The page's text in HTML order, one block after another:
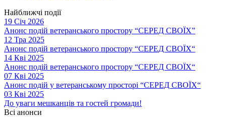
Найближчі події
19 Січ 2026
Анонс подій ветеранського простору “СЕРЕД СВОЇХ”
12 Тра 2025
Анонс подій ветеранського простору “СЕРЕД СВОЇХ“
14 Кві 2025
Анонс подій ветеранського простору “СЕРЕД СВОЇХ“
07 Кві 2025
Анонс подій у ветеранському просторі “СЕРЕД СВОЇХ“
03 Кві 2025
До уваги мешканців та гостей громади!
Всі анонси